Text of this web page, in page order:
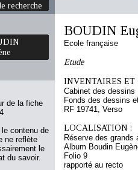
recherche
de la fiche
contenu de
ne reflète
le
du savoir.
BOUDIN
Ecole française
Etude
INVENTAIRES ET
Cabinet des dessins
Fonds des dessins
RF 19741, Verso
LOCALISATION :
Réserve des grands
Album Boudin
Folio 9
rapporté au recto